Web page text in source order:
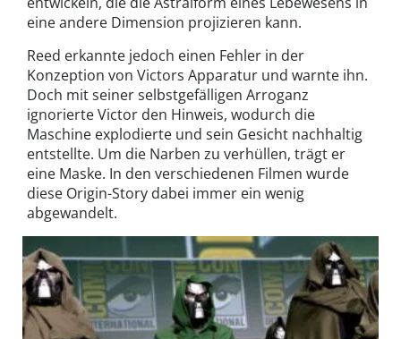
eine andere Dimension projizieren kann.
Reed erkannte jedoch einen Fehler in der
Konzeption von Victors Apparatur und warnte ihn.
Doch mit seiner selbstgefälligen Arroganz
ignorierte Victor den Hinweis, wodurch die
Maschine explodierte und sein Gesicht nachhaltig
entstellte. Um die Narben zu verhüllen, trägt er
eine Maske. In den verschiedenen Filmen wurde
diese Origin-Story dabei immer ein wenig
abgewandelt.